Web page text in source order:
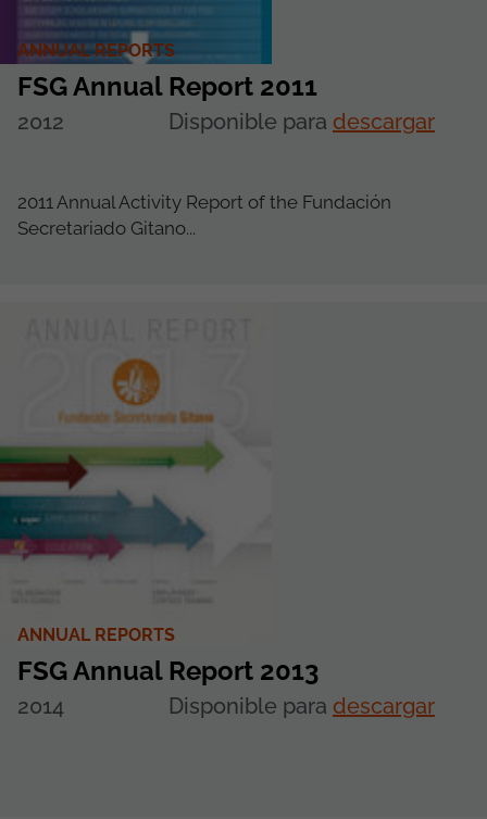
ANNUAL REPORTS
FSG Annual Report 2011
2012 Disponible para descargar
2011 Annual Activity Report of the Fundación
Secretariado Gitano...
ANNUAL REPORTS
FSG Annual Report 2013
2014 Disponible para descargar